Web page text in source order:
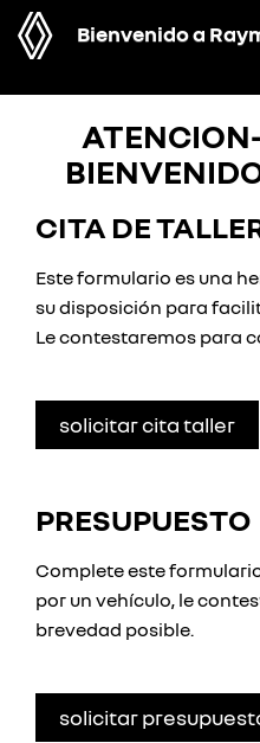
Bienvenido a
CITA DE
Este formulario es una
su disposición para
Le contestaremos para
solicitar cita taller
PRESUPUESTO
Complete este
por un vehículo, le
brevedad posible.
solicitar